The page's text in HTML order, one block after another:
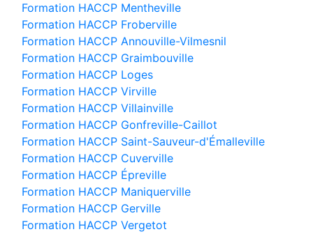
Formation HACCP Mentheville
Formation HACCP Froberville
Formation HACCP Annouville-Vilmesnil
Formation HACCP Graimbouville
Formation HACCP Loges
Formation HACCP Virville
Formation HACCP Villainville
Formation HACCP Gonfreville-Caillot
Formation HACCP Saint-Sauveur-d'Émalleville
Formation HACCP Cuverville
Formation HACCP Épreville
Formation HACCP Maniquerville
Formation HACCP Gerville
Formation HACCP Vergetot